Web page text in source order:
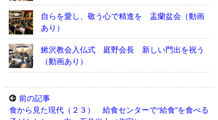
自らを愛し、敬う心で精進を 盂蘭盆会（動画
あり）
鰍沢教会入仏式 庭野会長 新しい門出を祝う
（動画あり）
前の記事
食から見た現代（２３） 給食センターで“給食”を食べる